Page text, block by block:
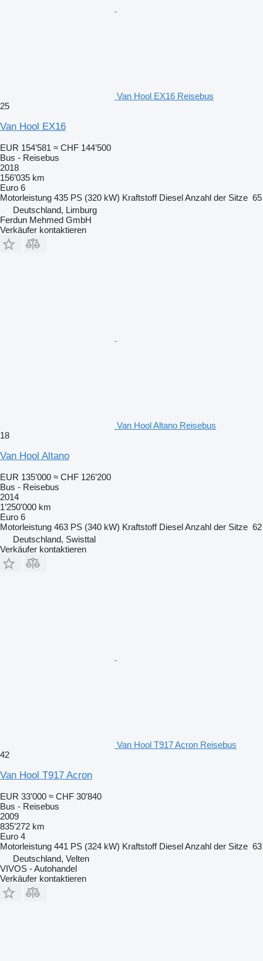
Van Hool EX16 Reisebus
25
Van Hool EX16
EUR 154’581 ≈ CHF 144’500
Bus - Reisebus
2018
156’035 km
Euro 6
Motorleistung 435 PS (320 kW) Kraftstoff DieselAnzahl der Sitze 65
Deutschland, Limburg
Ferdun Mehmed GmbH
Verkäufer kontaktieren
Van Hool Altano Reisebus
18
Van Hool Altano
EUR 135’000 ≈ CHF 126’200
Bus - Reisebus
2014
1’250’000 km
Euro 6
Motorleistung 463 PS (340 kW) Kraftstoff DieselAnzahl der Sitze 62
Deutschland, Swisttal
Verkäufer kontaktieren
Van Hool T917 Acron Reisebus
42
Van Hool T917 Acron
EUR 33’000 ≈ CHF 30’840
Bus - Reisebus
2009
835’272 km
Euro 4
Motorleistung 441 PS (324 kW) Kraftstoff DieselAnzahl der Sitze 63
Deutschland, Velten
VIVOS - Autohandel
Verkäufer kontaktieren